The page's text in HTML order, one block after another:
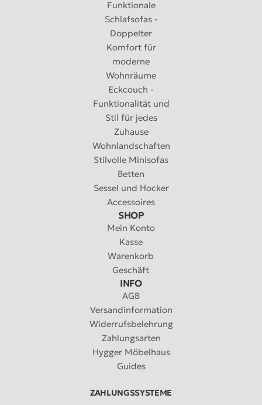
Funktionale
Schlafsofas -
Doppelter
Komfort für
moderne
Wohnräume
Eckcouch -
Funktionalität und
Stil für jedes
Zuhause
Wohnlandschaften
Stilvolle Minisofas
Betten
Sessel und Hocker
Accessoires
SHOP
Mein Konto
Kasse
Warenkorb
Geschäft
INFO
AGB
Versandinformation
Widerrufsbelehrung
Zahlungsarten
Hygger Möbelhaus
Guides
ZAHLUNGSSYSTEME